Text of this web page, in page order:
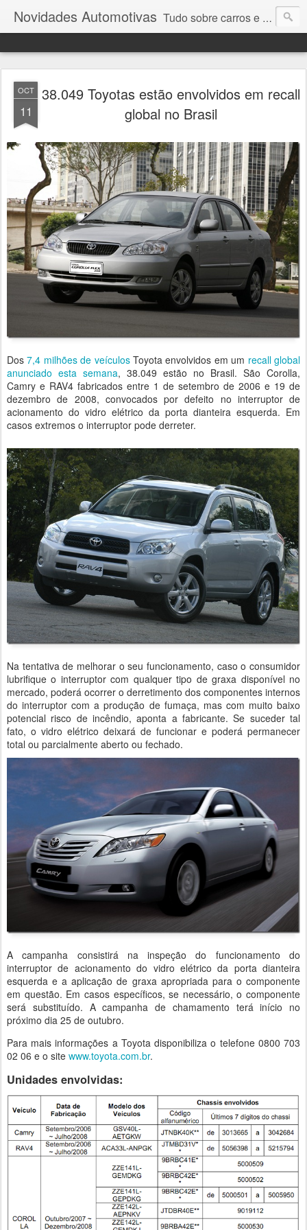
Novidades Automotivas Tudo sobre carros e motores
OCT
11
38.049 Toyotas estão envolvidos em recall
global no Brasil
Dos7,4 milhões de veículosToyota envolvidos em um recall global
anunciado esta semana, 38.049 estão no Brasil. São Corolla,
Camry e RAV4 fabricados entre 1 de setembro de 2006 e 19 de
dezembro de 2008, convocados por defeito no interruptor de
acionamento do vidro elétrico da porta dianteira esquerda. Em
casos extremos o interruptor pode derreter.
Na tentativa de melhorar o seu funcionamento, caso o consumidor
lubrifique o interruptor com qualquer tipo de graxa disponível no
mercado, poderá ocorrer o derretimento dos componentes internos
do interruptor com a produção de fumaça, mas com muito baixo
potencial risco de incêndio, aponta a fabricante. Se suceder tal
fato, o vidro elétrico deixará de funcionar e poderá permanecer
total ou parcialmente aberto ou fechado.
A campanha consistirá na inspeção do funcionamento do
interruptor de acionamento do vidro elétrico da porta dianteira
esquerda e a aplicação de graxa apropriada para o componente
em questão. Em casos específicos, se necessário, o componente
será substituído. A campanha de chamamento terá início no
próximo dia 25 de outubro.
Para mais informações a Toyota disponibiliza o telefone 0800 703
02 06 e o site www.toyota.com.br.
Unidades envolvidas: